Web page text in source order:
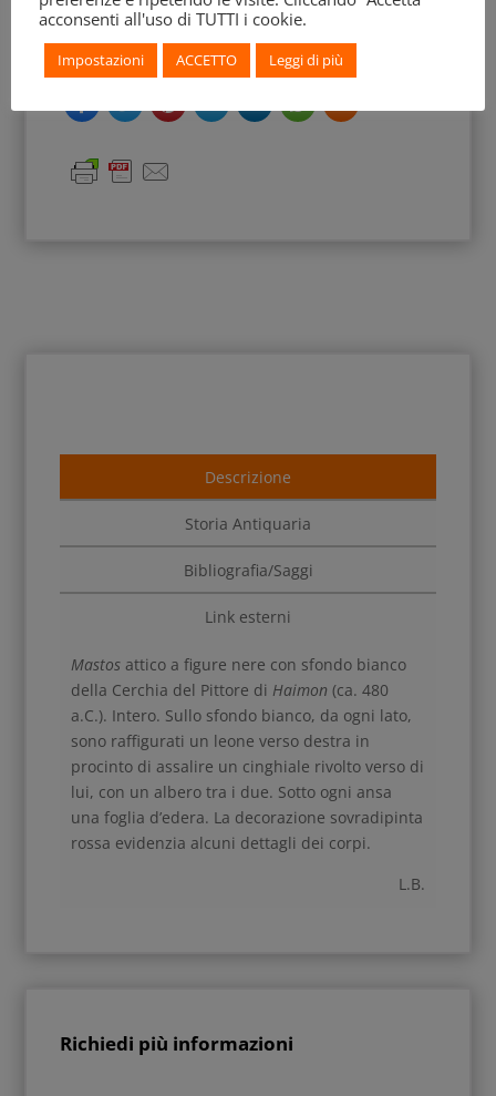
Decorazione Accessoria: Linee; edera
Descrizione
Storia Antiquaria
Bibliografia/Saggi
Link esterni
Mastosattico a figure nere con sfondo bianco
della Cerchia del Pittore di Haimon (ca. 480
a.C.). Intero. Sullo sfondo bianco, da ogni lato,
sono raffigurati un leone verso destra in
procinto di assalire un cinghiale rivolto verso di
lui, con un albero tra i due. Sotto ogni ansa
una foglia d’edera. La decorazione sovradipinta
rossa evidenzia alcuni dettagli dei corpi.
L.B.
Richiedi più informazioni
acconsenti all'uso di TUTTI i cookie.
Impostazioni ACCETTO Leggi di più